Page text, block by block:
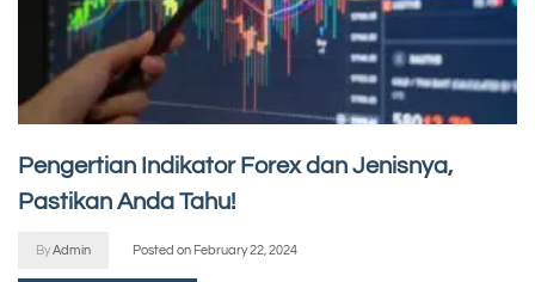
Pengertian Indikator Forex dan Jenisnya,
Pastikan Anda Tahu!
ByAdmin Posted on February 22, 2024